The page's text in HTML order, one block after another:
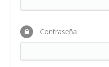
Contraseña